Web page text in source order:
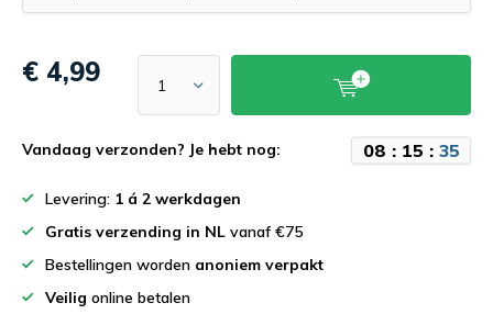
€ 4,99
Vandaag verzonden? Je hebt nog: 08 : 15 : 35
Levering: 1 á 2 werkdagen
Gratis verzending in NL vanaf €75
Bestellingen worden anoniem verpakt
Veilig online betalen